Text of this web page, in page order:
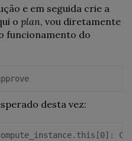
e em seguida crie a
o plan, vou diretamente
funcionamento do
desta vez: